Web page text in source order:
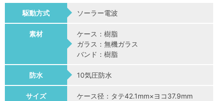
駆動方式 ソーラー電波
素材
ケース：樹脂
ガラス：無機ガラス
バンド：樹脂
防水 10気圧防水
サイズ
ケース径：タテ42.1mm×ヨコ37.9mm